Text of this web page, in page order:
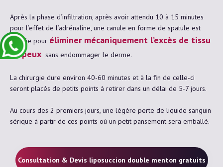
Après la phase d’infiltration, après avoir attendu 10 à 15 minutes
pour l’effet de l’adrénaline, une canule en forme de spatule est
utilisée pour éliminer mécaniquement l’excès de tissu
adipeux sans endommager le derme.
La chirurgie dure environ 40-60 minutes et à la fin de celle-ci
seront placés de petits points à retirer dans un délai de 5-7 jours.
Au cours des 2 premiers jours, une légère perte de liquide sanguin
sérique à partir de ces points où un petit pansement sera emballé.
Consultation & Devis liposuccion double menton gratuits